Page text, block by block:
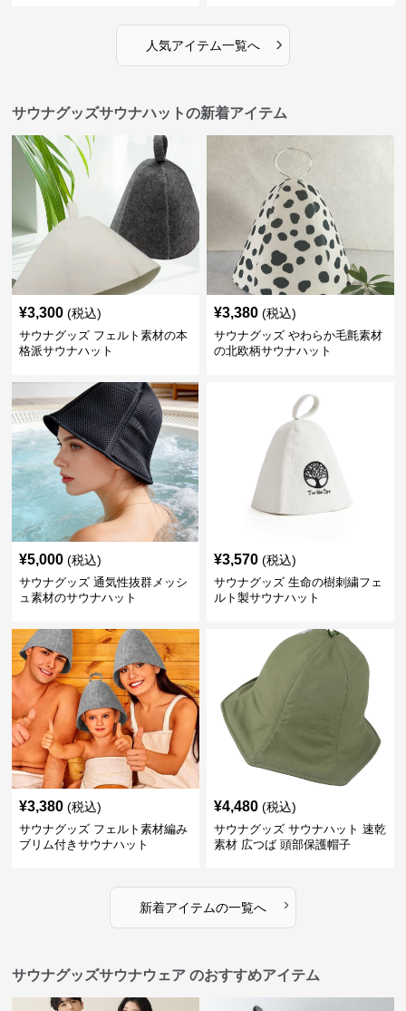
人気アイテム一覧へ ›
サウナグッズサウナハットの新着アイテム
¥3,300 (税込)
サウナグッズ フェルト素材の本
格派サウナハット
¥3,380 (税込)
サウナグッズ やわらか毛氈素材
の北欧柄サウナハット
¥5,000 (税込)
サウナグッズ 通気性抜群メッシ
ュ素材のサウナハット
¥3,570 (税込)
サウナグッズ 生命の樹刺繍フェ
ルト製サウナハット
¥3,380 (税込)
サウナグッズ フェルト素材編み
ブリム付きサウナハット
¥4,480 (税込)
サウナグッズ サウナハット 速乾
素材 広つば 頭部保護帽子
新着アイテムの一覧へ ›
サウナグッズサウナウェア のおすすめアイテム